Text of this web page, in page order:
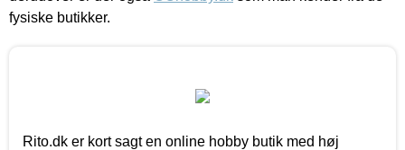
fysiske butikker.
Rito.dk er kort sagt en online hobby butik med høj